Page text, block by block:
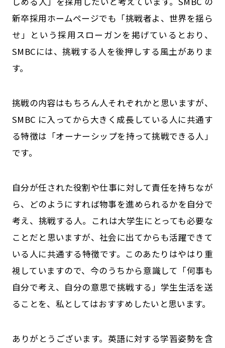
新卒採用ホームページでも「挑戦者よ、世界を揺ら
せ」という採用スローガンを掲げているとおり、
SMBCには、挑戦する人を後押しする風土がありま
す。
挑戦の内容はもちろん人それぞれかと思いますが、
SMBC に入ってから大きく成長している人に共通す
る特徴は「オーナーシップを持って挑戦できる人」
です。
自分が任された役割や仕事に対して責任を持ちなが
ら、どのようにすれば物事を進められるかを自分で
考え、挑戦する人。これは大学生にとっても必要な
ことだと思いますが、社会に出てからも活躍できて
いる人に共通する特徴です。このあたりはやはり重
視していますので、今のうちから意識して「何事も
自分で考え、自分の意思で挑戦する」学生生活を送
ることを、私としてはおすすめしたいと思います。
――ありがとうございます。英語に対する学習姿勢を含